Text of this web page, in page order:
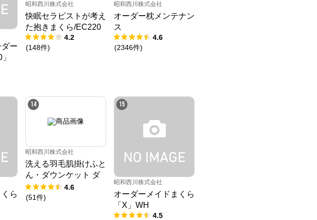
ー
昭和西川株式会社
快眠セラピストが考え
た抱きまくら/EC220
4.2
(148件)
昭和西川株式会社
オーダー枕メンテナン
ス
4.6
(2346件)
ら
14
昭和西川株式会社
洗える羽毛肌掛けふと
ん・ダウンケット ダ
ック50%
4.6
(51件)
15
昭和西川株式会社
オーダーメイドまくら
「X」WH
4.5
す
からのコメント
合メーカー「ロマンス小
りをご提案します。